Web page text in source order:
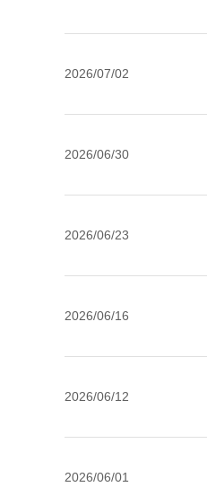
2026/07/02
2026/06/30
2026/06/23
2026/06/16
2026/06/12
2026/06/01